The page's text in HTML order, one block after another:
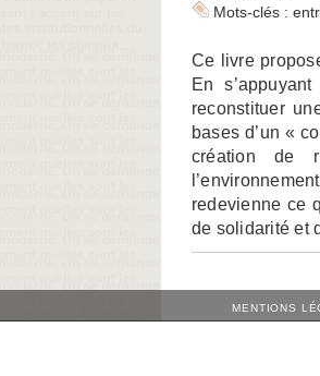
Mots-clés :
Ce livre
En
reconstituer
bases d’un «
création de
redevienne ce
de solidarité et
MENTIONS